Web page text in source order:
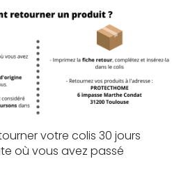
votre colis 30 jours
où vous avez passé